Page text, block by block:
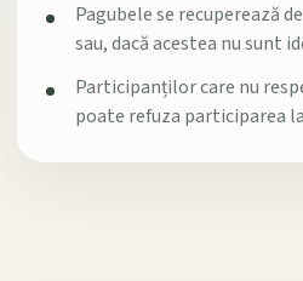
Pagubele se recuperează
sau, dacă acestea nu sunt
Participanților care nu
poate refuza participarea